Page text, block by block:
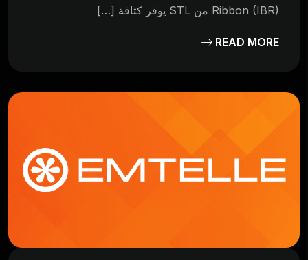
Ribbon (IBR) من STL يوفر كثافة […]
READ MORE